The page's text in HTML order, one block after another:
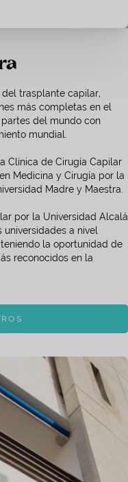
trasplante capilar,
más completas en el
del mundo con
mundial.
Clínica de Cirugía Capilar
Medicina y Cirugía por la
Madre y Maestra.
por la Universidad Alcalá
universidades a nivel
la oportunidad de
reconocidos en la